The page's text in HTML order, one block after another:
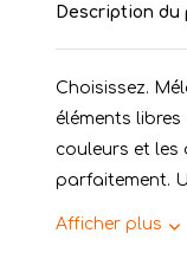
Description du
Choisissez.
éléments
couleurs et les
parfaitement.
Afficher plus